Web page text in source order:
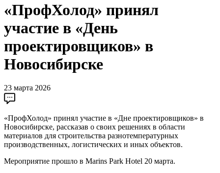
«ПрофХолод» принял
участие в «День
проектировщиков» в
Новосибирске
23 марта 2026
«ПрофХолод» принял участие в «Дне проектировщиков» в
Новосибирске, рассказав о своих решениях в области
материалов для строительства разнотемпературных
производственных, логистических и иных объектов.
Мероприятие прошло в Marins Park Hotel 20 марта.